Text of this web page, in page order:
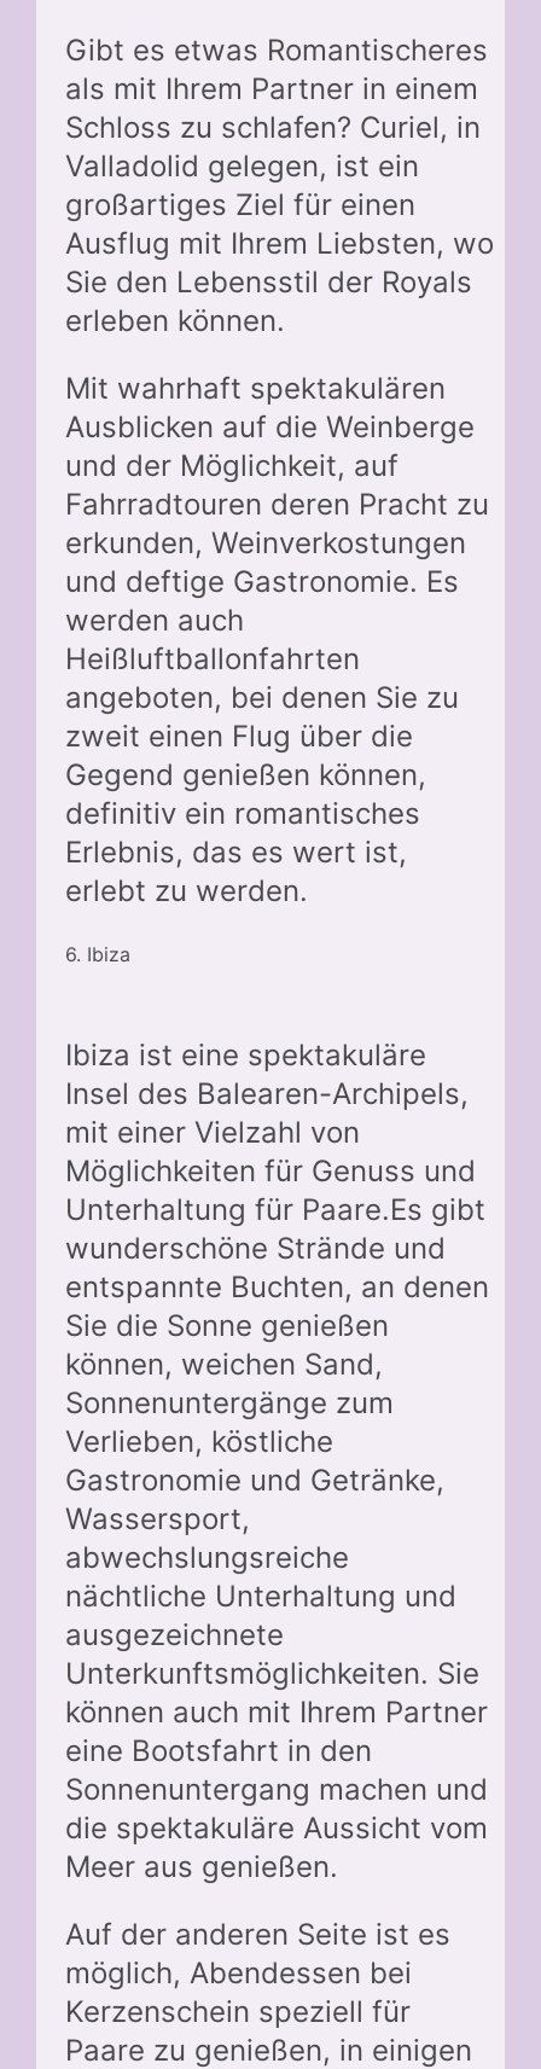
Gibt es etwas Romantischeres
als mit Ihrem Partner in einem
Schloss zu schlafen? Curiel, in
Valladolid gelegen, ist ein
großartiges Ziel für einen
Ausflug mit Ihrem Liebsten, wo
Sie den Lebensstil der Royals
erleben können.
Mit wahrhaft spektakulären
Ausblicken auf die Weinberge
und der Möglichkeit, auf
Fahrradtouren deren Pracht zu
erkunden, Weinverkostungen
und deftige Gastronomie. Es
werden auch
Heißluftballonfahrten
angeboten, bei denen Sie zu
zweit einen Flug über die
Gegend genießen können,
definitiv ein romantisches
Erlebnis, das es wert ist,
erlebt zu werden.
6. Ibiza
Ibiza ist eine spektakuläre
Insel des Balearen-Archipels,
mit einer Vielzahl von
Möglichkeiten für Genuss und
Unterhaltung für Paare.Es gibt
wunderschöne Strände und
entspannte Buchten, an denen
Sie die Sonne genießen
können, weichen Sand,
Sonnenuntergänge zum
Verlieben, köstliche
Gastronomie und Getränke,
Wassersport,
abwechslungsreiche
nächtliche Unterhaltung und
ausgezeichnete
Unterkunftsmöglichkeiten. Sie
können auch mit Ihrem Partner
eine Bootsfahrt in den
Sonnenuntergang machen und
die spektakuläre Aussicht vom
Meer aus genießen.
Auf der anderen Seite ist es
möglich, Abendessen bei
Kerzenschein speziell für
Paare zu genießen, in einigen